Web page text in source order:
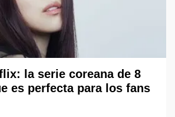
la serie coreana de 8
es perfecta para los fans